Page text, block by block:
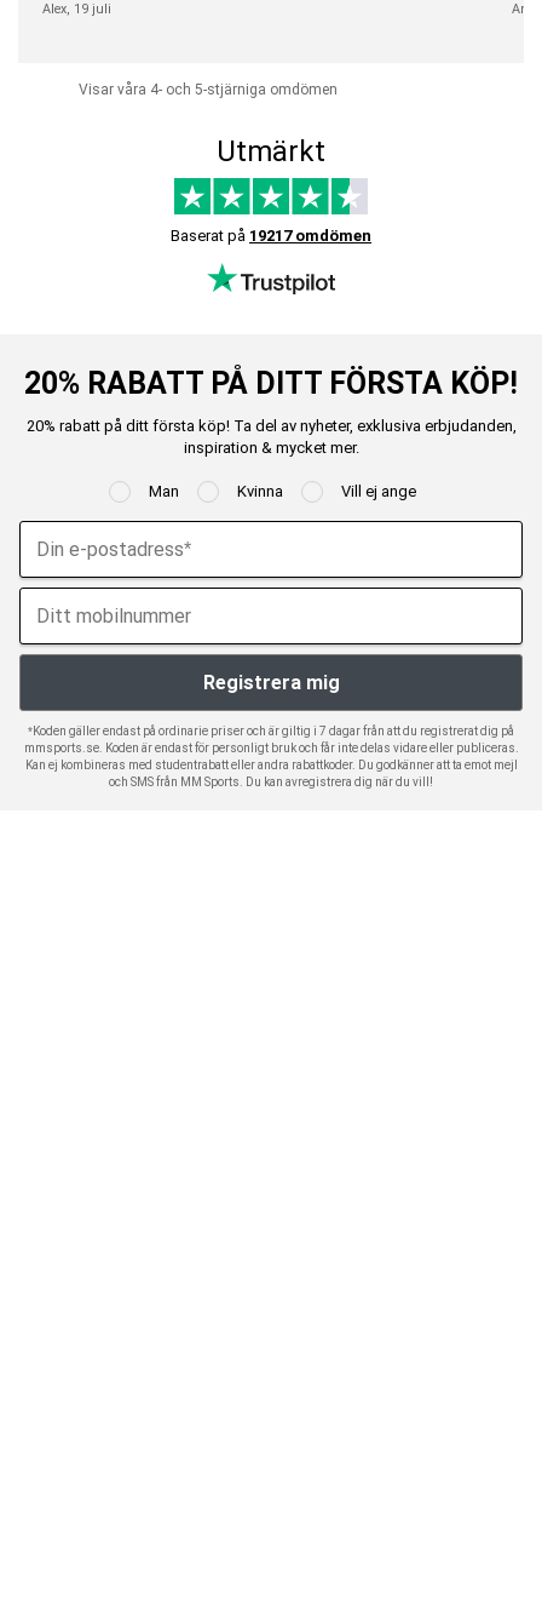
Alex, 19 juli
Visar våra 4- och 5-stjärniga omdömen
Utmärkt
Baserat på 19217 omdömen
20% RABATT PÅ DITT FÖRSTA KÖP!
20% rabatt på ditt första köp! Ta del av nyheter, exklusiva erbjudanden,
inspiration & mycket mer.
Man Kvinna Vill ej ange
*Koden gäller endast på ordinarie priser och är giltig i 7 dagar från att du registrerat dig på
mmsports.se. Koden är endast för personligt bruk och får inte delas vidare eller publiceras.
Kan ej kombineras med studentrabatt eller andra rabattkoder. Du godkänner att ta emot mejl
och SMS från MM Sports. Du kan avregistrera dig när du vill!